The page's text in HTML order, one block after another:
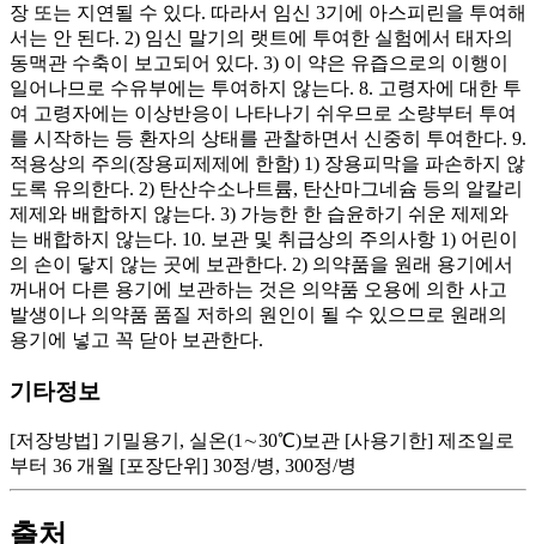
장 또는 지연될 수 있다. 따라서 임신 3기에 아스피린을 투여해
서는 안 된다. 2) 임신 말기의 랫트에 투여한 실험에서 태자의
동맥관 수축이 보고되어 있다. 3) 이 약은 유즙으로의 이행이
일어나므로 수유부에는 투여하지 않는다. 8. 고령자에 대한 투
여 고령자에는 이상반응이 나타나기 쉬우므로 소량부터 투여
를 시작하는 등 환자의 상태를 관찰하면서 신중히 투여한다. 9.
적용상의 주의(장용피제제에 한함) 1) 장용피막을 파손하지 않
도록 유의한다. 2) 탄산수소나트륨, 탄산마그네슘 등의 알칼리
제제와 배합하지 않는다. 3) 가능한 한 습윤하기 쉬운 제제와
는 배합하지 않는다. 10. 보관 및 취급상의 주의사항 1) 어린이
의 손이 닿지 않는 곳에 보관한다. 2) 의약품을 원래 용기에서
꺼내어 다른 용기에 보관하는 것은 의약품 오용에 의한 사고
발생이나 의약품 품질 저하의 원인이 될 수 있으므로 원래의
용기에 넣고 꼭 닫아 보관한다.
기타정보
[저장방법] 기밀용기, 실온(1∼30℃)보관 [사용기한] 제조일로
부터 36 개월 [포장단위] 30정/병, 300정/병
출처